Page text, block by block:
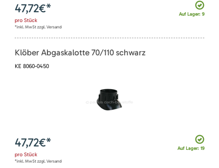
Auf Lager: 9
47,72€*
pro Stück
*inkl. MwSt zzgl. Versand
Klöber Abgaskalotte 70/110 schwarz
KE 8060-0450
Auf Lager: 19
47,72€*
pro Stück
*inkl. MwSt zzgl. Versand